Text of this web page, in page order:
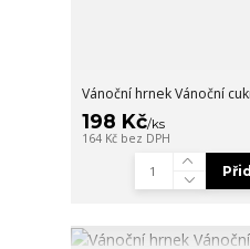
Vánoční hrnek Vánoční
198 Kč/ks
164 Kč bez DPH